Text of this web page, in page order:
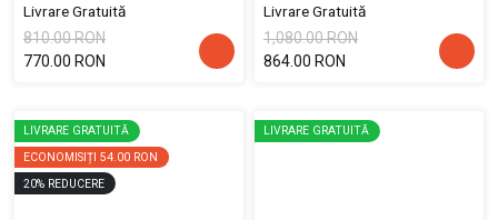
Livrare Gratuită
810.00 RON
770.00 RON
Livrare Gratuită
1,080.00 RON
864.00 RON
LIVRARE GRATUITĂ
ECONOMISIȚI 54.00 RON
20% REDUCERE
LIVRARE GRATUITĂ